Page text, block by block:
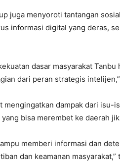
juga menyoroti tantangan
informasi digital yang deras,
dasar masyarakat
dari peran strategis
mengingatkan dampak dari
bisa merembet ke daerah
memberi informasi dan
dan keamanan masyarakat,”